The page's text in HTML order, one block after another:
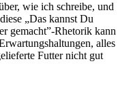
wie ich schreibe, und
„Das kannst Du
gemacht”-Rhetorik kann
alles
Futter nicht gut